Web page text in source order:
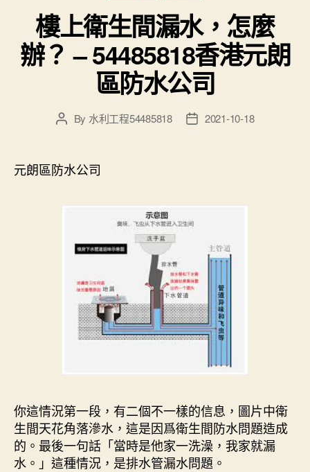
樓上衛生間漏水，怎麼
辦？ – 54485818香港元朗
區防水公司
PostBy 水利工程54485818
Post2021-10-18
元朗區防水公司
你這情況第一段，有二個不一樣的信息，圖片中衛
生間天花角落滲水，這是因爲衛生間防水問題造成
的。最後一句話「當時是他家一洗澡，我家就漏
水。」這種情況，是排水管漏水問題。